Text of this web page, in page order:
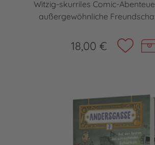
Witzig-skurriles Comic-
außergewöhnliche
18,00 €